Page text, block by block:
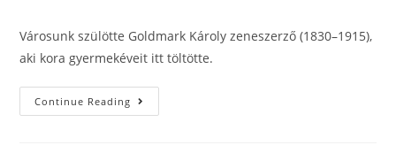
Városunk szülötte Goldmark Károly zeneszerző (1830–1915),
aki kora gyermekéveit itt töltötte.
Continue Reading